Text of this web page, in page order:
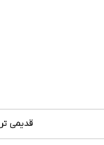
قدیمی تر